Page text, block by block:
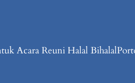
Acara Reuni Halal Bihalal